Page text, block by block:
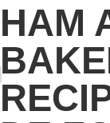
HAM